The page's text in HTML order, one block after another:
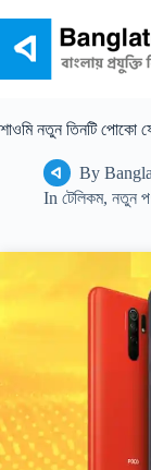
content
শাওমি নতুন তিনটি পোকো
By
In টেলিকম,নতুন